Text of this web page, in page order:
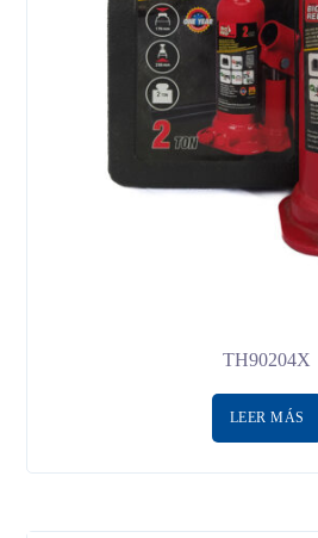
TH90204X
LEER MÁS